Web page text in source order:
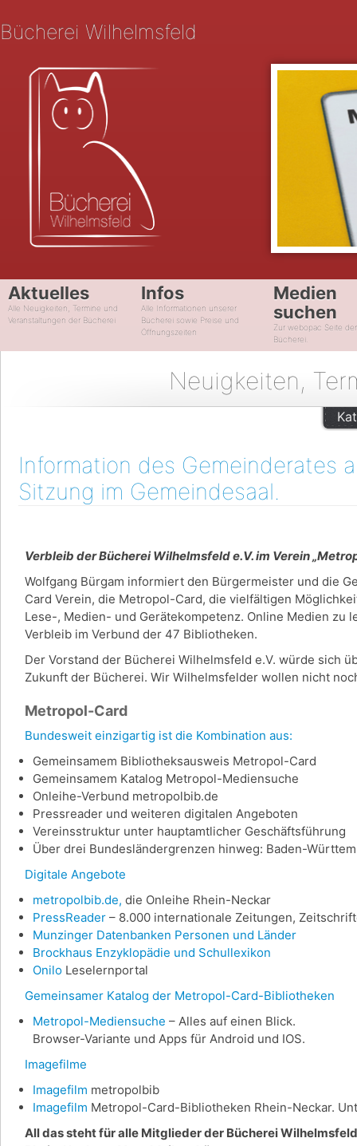
Bücherei Wilhelmsfeld
Aktuelles
Alle Neuigkeiten, Termine und
Veranstaltungen der Bücherei
Infos
Alle Informationen unserer
Bücherei sowie Preise und
Öffnungszeiten
Medien
suchen
Zur webopac Seite der
Bücherei.
Neuigkeiten,
Information des Gemeinderates
Sitzung im Gemeindesaal.
Verbleib der Bücherei Wilhelmsfeld e.V. im Verein
Wolfgang Bürgam informiert den Bürgermeister und die
Card Verein, die Metropol-Card, die vielfältigen
Lese-, Medien- und Gerätekompetenz. Online Medien
Verbleib im Verbund der 47 Bibliotheken.
Der Vorstand der Bücherei Wilhelmsfeld e.V. würde sich
Zukunft der Bücherei. Wir Wilhelmsfelder wollen nicht
Metropol-Card
Bundesweit einzigartig ist die Kombination aus:
Gemeinsamem Bibliotheksausweis Metropol-Card
Gemeinsamem Katalog Metropol-Mediensuche
Onleihe-Verbund metropolbib.de
Pressreader und weiteren digitalen Angeboten
Vereinsstruktur unter hauptamtlicher Geschäftsführung
Über drei Bundesländergrenzen hinweg: Baden-
Digitale Angebote
metropolbib.de, die Onleihe Rhein-Neckar
PressReader – 8.000 internationale Zeitungen,
Munzinger Datenbanken Personen und Länder
Brockhaus Enzyklopädie und Schullexikon
Onilo Leselernportal
Gemeinsamer Katalog der Metropol-Card-Bibliotheken
Metropol-Mediensuche – Alles auf einen Blick.
Browser-Variante und Apps für Android und IOS.
Imagefilme
Imagefilm metropolbib
Imagefilm Metropol-Card-Bibliotheken Rhein-Neckar.
All das steht für alle Mitglieder der Bücherei